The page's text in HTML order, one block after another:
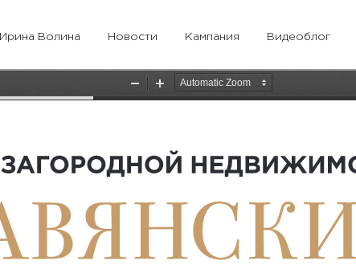
Ирина Волина Новости Кампания Видеоблог